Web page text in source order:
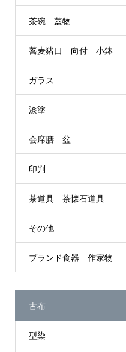
茶碗 蓋物
蕎麦猪口 向付 小鉢
ガラス
漆塗
会席膳 盆
印判
茶道具 茶懐石道具
その他
ブランド食器 作家物
古布
型染